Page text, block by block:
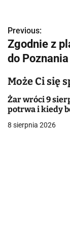
N
a
w
i
g
a
Previous:
Zgodnie z
do
Może Ci się
Żar wróci 9
potrwa i kiedy
8 sierpnia 2026